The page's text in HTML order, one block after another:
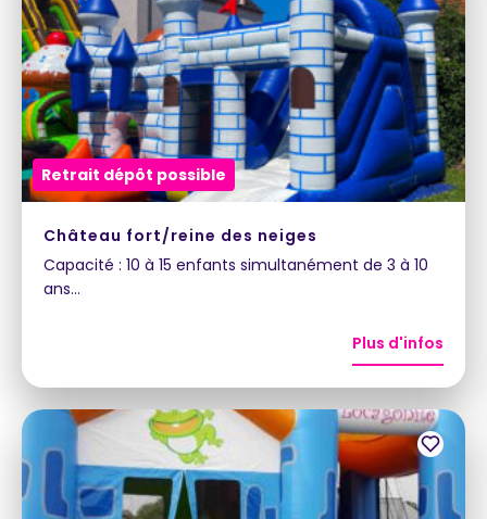
Retrait dépôt possible
Château fort/reine des neiges
Capacité : 10 à 15 enfants simultanément de 3 à 10
ans…
Plus d'infos